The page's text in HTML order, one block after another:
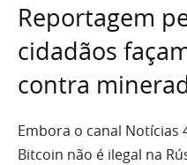
Reportagem
cidadãos
contra
Embora o canal Notícias
Bitcoin não é ilegal na